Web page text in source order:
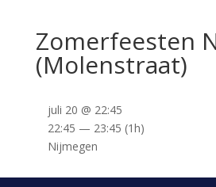
Zomerfeesten
(Molenstraat)
juli 20 @ 22:45
22:45 — 23:45 (1h)
Nijmegen